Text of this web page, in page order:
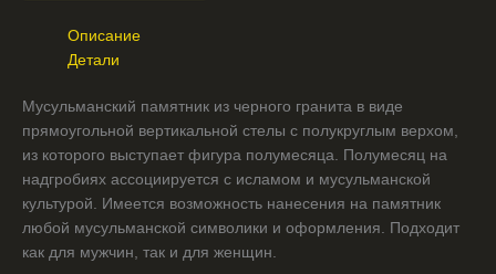
Описание
Детали
Мусульманский памятник из черного гранита в виде
прямоугольной вертикальной стелы с полукруглым верхом,
из которого выступает фигура полумесяца. Полумесяц на
надгробиях ассоциируется с исламом и мусульманской
культурой. Имеется возможность нанесения на памятник
любой мусульманской символики и оформления. Подходит
как для мужчин, так и для женщин.